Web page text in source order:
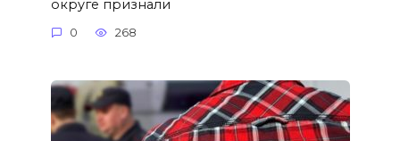
округе признали
0 268